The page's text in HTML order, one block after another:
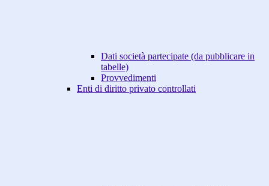
Dati società partecipate (da pubblicare in
tabelle)
Provvedimenti
Enti di diritto privato controllati